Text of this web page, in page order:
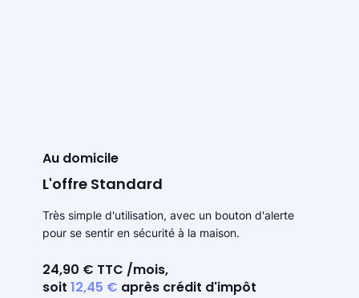
Au domicile
L'offre Standard
Très simple d'utilisation, avec un bouton d'alerte
pour se sentir en sécurité à la maison.
24,90 € TTC /mois,
soit 12,45 € après crédit d'impôt